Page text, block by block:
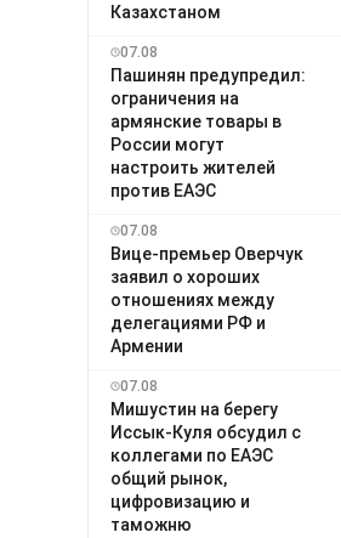
Казахстаном
07.08
Пашинян предупредил:
ограничения на
армянские товары в
России могут
настроить жителей
против ЕАЭС
07.08
Вице-премьер Оверчук
заявил о хороших
отношениях между
делегациями РФ и
Армении
07.08
Мишустин на берегу
Иссык-Куля обсудил с
коллегами по ЕАЭС
общий рынок,
цифровизацию и
таможню